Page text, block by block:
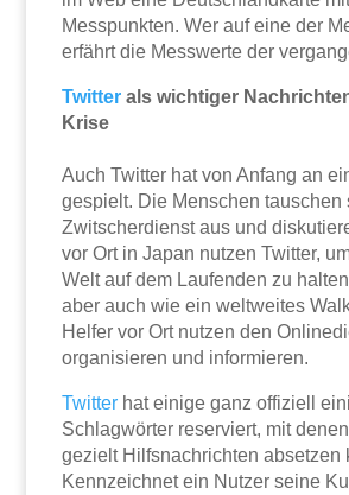
Messpunkten. Wer auf eine der
erfährt die Messwerte der
Twitter als wichtiger
Krise
Auch Twitter hat von Anfang an
gespielt. Die Menschen tauschen
Zwitscherdienst aus und
vor Ort in Japan nutzen Twitter,
Welt auf dem Laufenden zu
aber auch wie ein weltweites
Helfer vor Ort nutzen den
organisieren und informieren.
Twitter hat einige ganz offiziell
Schlagwörter reserviert, mit
gezielt Hilfsnachrichten absetzen
Kennzeichnet ein Nutzer seine